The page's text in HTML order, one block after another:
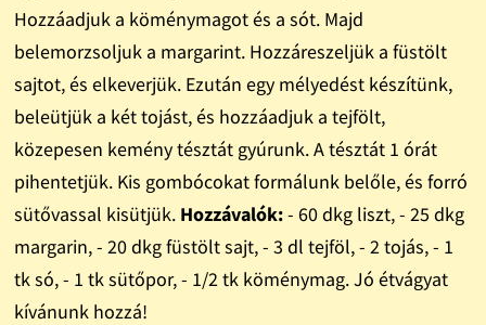
Hozzáadjuk a köménymagot és a sót. Majd
belemorzsoljuk a margarint. Hozzáreszeljük a füstölt
sajtot, és elkeverjük. Ezután egy mélyedést készítünk,
beleütjük a két tojást, és hozzáadjuk a tejfölt,
közepesen kemény tésztát gyúrunk. A tésztát 1 órát
pihentetjük. Kis gombócokat formálunk belőle, és forró
sütővassal kisütjük. Hozzávalók:- 60 dkg liszt, - 25 dkg
margarin, - 20 dkg füstölt sajt, - 3 dl tejföl, - 2 tojás, - 1
tk só, - 1 tk sütőpor, - 1/2 tk köménymag. Jó étvágyat
kívánunk hozzá!